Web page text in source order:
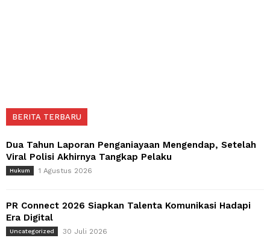
BERITA TERBARU
Dua Tahun Laporan Penganiayaan Mengendap, Setelah
Viral Polisi Akhirnya Tangkap Pelaku
Hukum 1 Agustus 2026
PR Connect 2026 Siapkan Talenta Komunikasi Hadapi
Era Digital
Uncategorized 30 Juli 2026